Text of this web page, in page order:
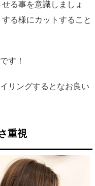
る事を意識しましょ
る様にカットすること
す！
リングするとなお良い
重視